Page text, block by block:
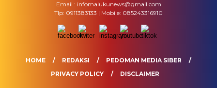
Email : infomalukunews@gmail.com
Tlp: 0911383133 | Mobile: 085243316910
HOME REDAKSI
PEDOMAN MEDIA SIBER
PRIVACY POLICY
DISCLAIMER